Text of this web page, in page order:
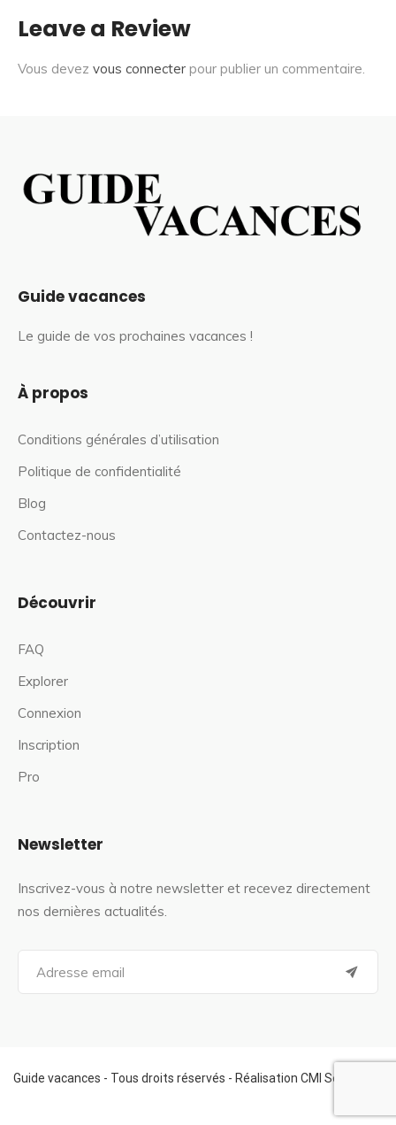
Leave a Review
Vous devez vous connecter pour publier un commentaire.
Guide vacances
Le guide de vos prochaines vacances !
À propos
Conditions générales d’utilisation
Politique de confidentialité
Blog
Contactez-nous
Découvrir
FAQ
Explorer
Connexion
Inscription
Pro
Newsletter
Inscrivez-vous à notre newsletter et recevez directement
nos dernières actualités.
a
f
o
Guide vacances - Tous droits réservés - Réalisation CMI Services